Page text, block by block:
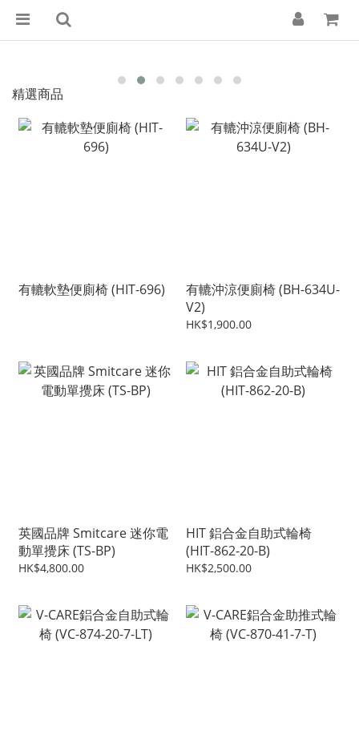
精選商品
有轆軟墊便廁椅 (HIT-696)
有轆沖涼便廁椅 (BH-634U-
V2)
HK$1,900.00
英國品牌 Smitcare 迷你電
動單攪床 (TS-BP)
HK$4,800.00
HIT 鋁合金自助式輪椅
(HIT-862-20-B)
HK$2,500.00